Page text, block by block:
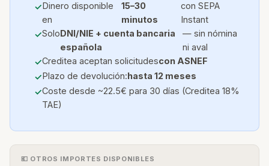
Dinero disponible
en
15–30
minutos
con SEPA
Instant
SoloDNI/NIE + cuenta bancaria
española
— sin nómina
ni aval
Creditea aceptan solicitudescon ASNEF
Plazo de devolución:hasta 12 meses
Coste desde ~22.5€ para 30 días (Creditea 18%
TAE)
💶 OTROS IMPORTES DISPONIBLES